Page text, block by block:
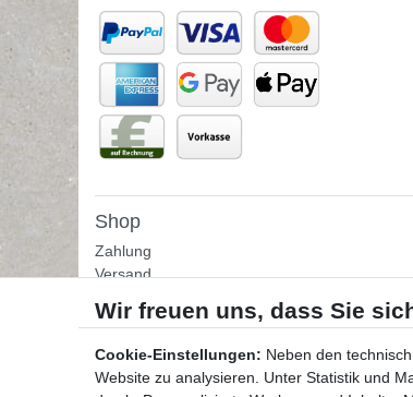
Shop
Zahlung
Versand
Helpcenter
Bestellformular
Kontakt
Cookie-Einstellungen: Neben den
Website zu analysieren. Unter Statistik und